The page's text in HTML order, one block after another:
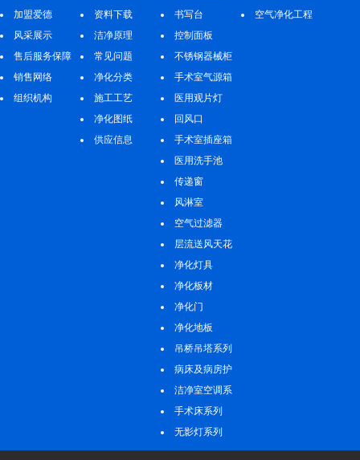
加盟爱德
风采展示
售后服务保障
销售网络
组织机构
资料下载
洁净原理
常见问题
净化分类
施工工艺
净化图纸
供应信息
书写台
控制面板
不锈钢器械柜
手术室气源箱
医用观片灯
回风口
手术室插座箱
医用洗手池
传递窗
风淋室
空气过滤器
层流送风天花
净化灯具
净化板材
净化门
净化地板
吊桥吊塔系列
病床及病房护
理系列洁净室空调系
统
手术床系列
无影灯系列
化工程空气净化工程